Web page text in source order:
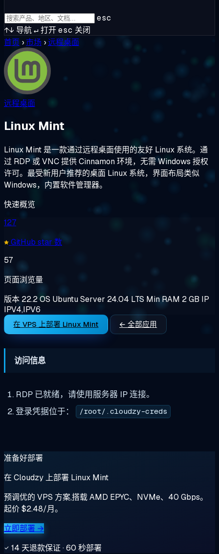
esc
↑↓ 导航↵打开esc 关闭
首页 ›市场 ›远程桌面
远程桌面
Linux Mint
Linux Mint 是一款通过远程桌面使用的友好 Linux 系统。通
过 RDP 或 VNC 提供 Cinnamon 环境，无需 Windows 授权
许可。最受新用户推荐的桌面 Linux 系统，界面布局类似
Windows，内置软件管理器。
快速概览
127
GitHub star 数
57
页面浏览量
版本 22.2OS Ubuntu Server 24.04 LTS Min RAM 2 GB IP
IPV4,IPV6
在 VPS 上部署 Linux Mint ← 全部应用
访问信息
RDP 已就绪，请使用服务器 IP 连接。
登录凭据位于：
/root/.cloudzy-creds
准备好部署
在 Cloudzy 上部署 Linux Mint
预调优的 VPS 方案,搭载 AMD EPYC、NVMe、40 Gbps。
起价 $2.48/月。
立即部署 →
14 天退款保证 · 60 秒部署